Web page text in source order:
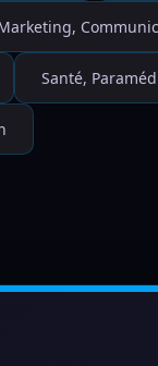
Santé,